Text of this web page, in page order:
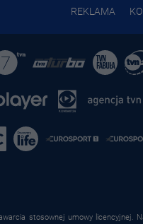
REKLAMA
stosownej umowy